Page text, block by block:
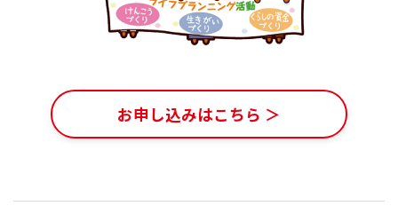
お申し込みはこちら ＞